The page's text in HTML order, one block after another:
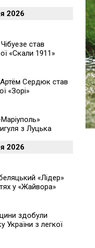
2026
став
«Скали 1911»
Сердюк став
«Зорі»
з Луцька
2026
«Лідер»
у «Жайвора»
здобули
України з легкої